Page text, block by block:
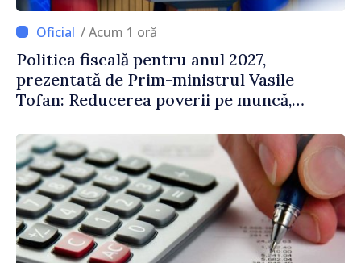
/ Acum 1 oră
Politica fiscală pentru anul 2027,
prezentată de Prim-ministrul Vasile
Tofan: Reducerea poverii pe muncă,
echitabilă